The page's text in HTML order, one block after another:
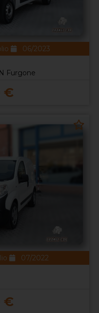
06/2023
Furgone
€
07/2022
€